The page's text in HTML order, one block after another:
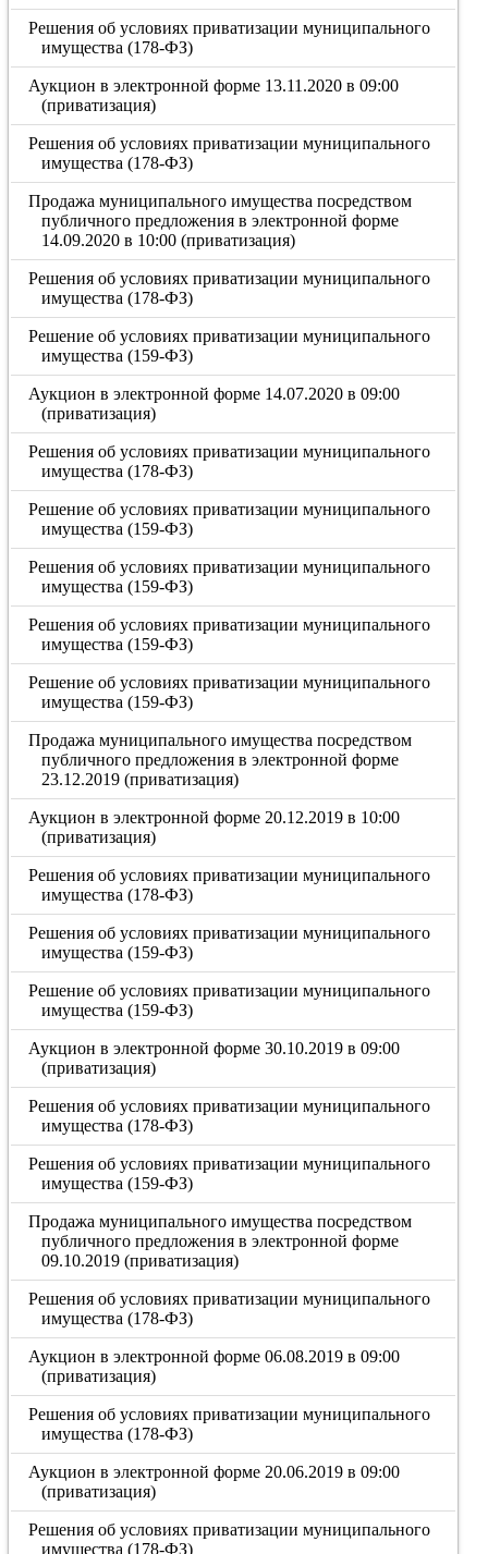
Решения об условиях приватизации муниципального
имущества (178-ФЗ)
Аукцион в электронной форме 13.11.2020 в 09:00
(приватизация)
Решения об условиях приватизации муниципального
имущества (178-ФЗ)
Продажа муниципального имущества посредством
публичного предложения в электронной форме
14.09.2020 в 10:00 (приватизация)
Решения об условиях приватизации муниципального
имущества (178-ФЗ)
Решение об условиях приватизации муниципального
имущества (159-ФЗ)
Аукцион в электронной форме 14.07.2020 в 09:00
(приватизация)
Решения об условиях приватизации муниципального
имущества (178-ФЗ)
Решение об условиях приватизации муниципального
имущества (159-ФЗ)
Решения об условиях приватизации муниципального
имущества (159-ФЗ)
Решения об условиях приватизации муниципального
имущества (159-ФЗ)
Решение об условиях приватизации муниципального
имущества (159-ФЗ)
Продажа муниципального имущества посредством
публичного предложения в электронной форме
23.12.2019 (приватизация)
Аукцион в электронной форме 20.12.2019 в 10:00
(приватизация)
Решения об условиях приватизации муниципального
имущества (178-ФЗ)
Решения об условиях приватизации муниципального
имущества (159-ФЗ)
Решение об условиях приватизации муниципального
имущества (159-ФЗ)
Аукцион в электронной форме 30.10.2019 в 09:00
(приватизация)
Решения об условиях приватизации муниципального
имущества (178-ФЗ)
Решения об условиях приватизации муниципального
имущества (159-ФЗ)
Продажа муниципального имущества посредством
публичного предложения в электронной форме
09.10.2019 (приватизация)
Решения об условиях приватизации муниципального
имущества (178-ФЗ)
Аукцион в электронной форме 06.08.2019 в 09:00
(приватизация)
Решения об условиях приватизации муниципального
имущества (178-ФЗ)
Аукцион в электронной форме 20.06.2019 в 09:00
(приватизация)
Решения об условиях приватизации муниципального
имущества (178-ФЗ)